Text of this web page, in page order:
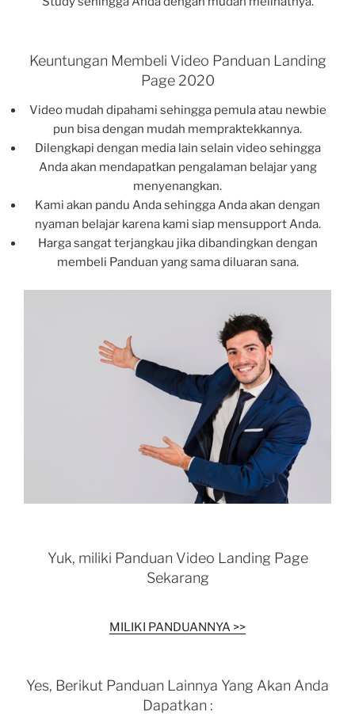
Keuntungan Membeli Video Panduan Landing
Page 2020
Video mudah dipahami sehingga pemula atau newbie
pun bisa dengan mudah mempraktekkannya.
Dilengkapi dengan media lain selain video sehingga
Anda akan mendapatkan pengalaman belajar yang
menyenangkan.
Kami akan pandu Anda sehingga Anda akan dengan
nyaman belajar karena kami siap mensupport Anda.
Harga sangat terjangkau jika dibandingkan dengan
membeli Panduan yang sama diluaran sana.
Yuk, miliki Panduan Video Landing Page
Sekarang
MILIKI PANDUANNYA >>
Yes, Berikut Panduan Lainnya Yang Akan Anda
Dapatkan :